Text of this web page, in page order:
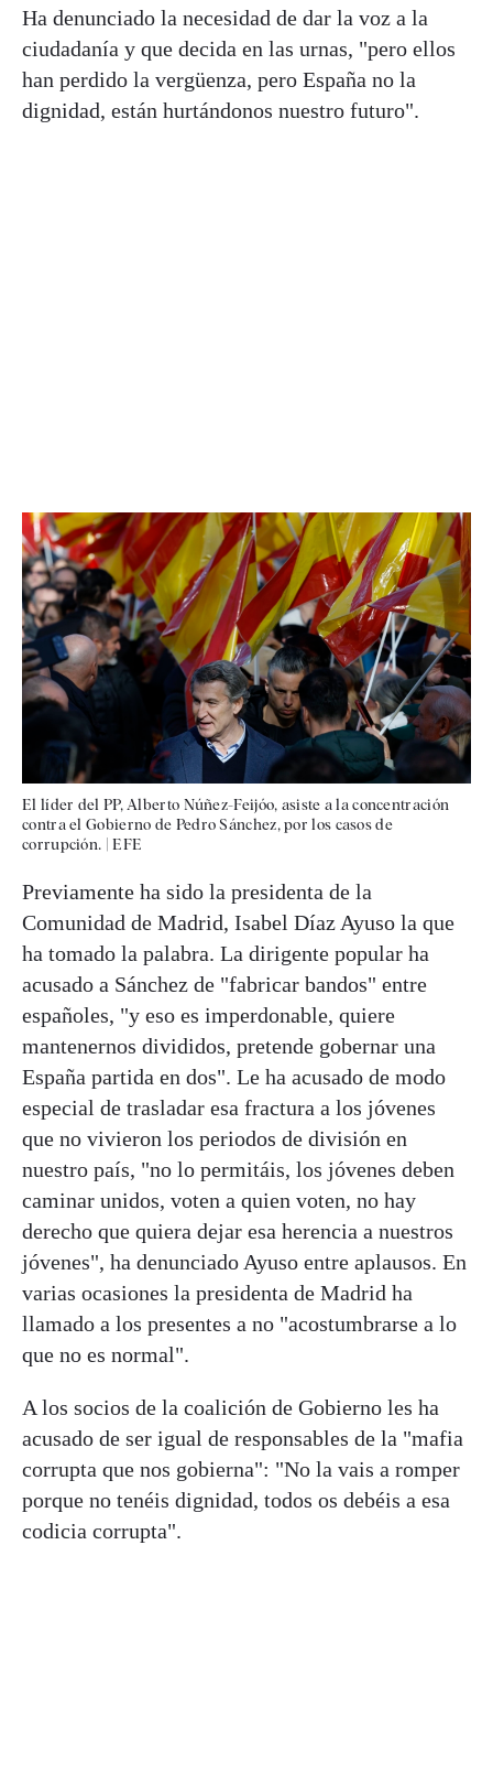
Ha denunciado la necesidad de dar la voz a la
ciudadanía y que decida en las urnas, "pero ellos
han perdido la vergüenza, pero España no la
dignidad, están hurtándonos nuestro futuro".
El líder del PP, Alberto Núñez-Feijóo, asiste a la concentración
contra el Gobierno de Pedro Sánchez, por los casos de
corrupción. |EFE
Previamente ha sido la presidenta de la
Comunidad de Madrid, Isabel Díaz Ayuso la que
ha tomado la palabra. La dirigente popular ha
acusado a Sánchez de "fabricar bandos" entre
españoles, "y eso es imperdonable, quiere
mantenernos divididos, pretende gobernar una
España partida en dos". Le ha acusado de modo
especial de trasladar esa fractura a los jóvenes
que no vivieron los periodos de división en
nuestro país, "no lo permitáis, los jóvenes deben
caminar unidos, voten a quien voten, no hay
derecho que quiera dejar esa herencia a nuestros
jóvenes", ha denunciado Ayuso entre aplausos. En
varias ocasiones la presidenta de Madrid ha
llamado a los presentes a no "acostumbrarse a lo
que no es normal".
A los socios de la coalición de Gobierno les ha
acusado de ser igual de responsables de la "mafia
corrupta que nos gobierna": "No la vais a romper
porque no tenéis dignidad, todos os debéis a esa
codicia corrupta".